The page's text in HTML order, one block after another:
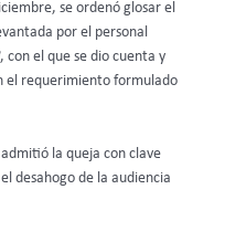
se ordenó glosar el
por el personal
, con el que se dio cuenta y
el requerimiento formulado
admitió la queja con clave
desahogo de la audiencia